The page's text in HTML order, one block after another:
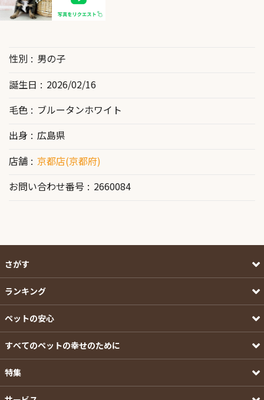
性別
男の子
誕生日
2026/02/16
毛色
ブルータンホワイト
出身
広島県
店舗
京都店(京都府)
お問い合わせ番号
2660084
さがす
ランキング
ペットの安心
すべてのペットの幸せのために
特集